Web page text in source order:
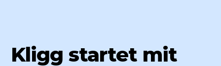
Kligg startet mit